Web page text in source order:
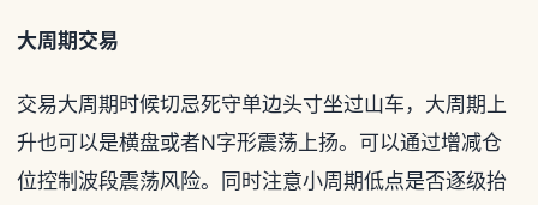
大周期交易
交易大周期时候切忌死守单边头寸坐过山车，大周期上
升也可以是横盘或者N字形震荡上扬。可以通过增减仓
位控制波段震荡风险。同时注意小周期低点是否逐级抬